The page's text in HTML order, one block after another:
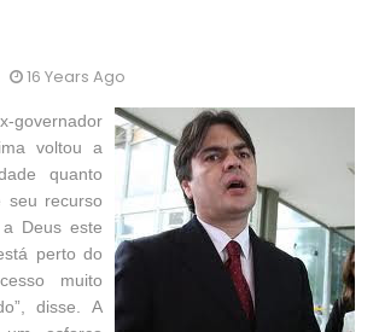
16 Years Ago
governador
voltou a
quanto
seu recurso
a Deus este
perto do
muito
disse. A